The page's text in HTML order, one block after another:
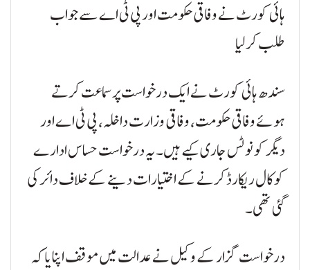
ہائی کورٹ نے وفاقی حکومت اور پی ٹی اے سے جواب
طلب کرلیا
سندھ ہائی کورٹ نے ایک درخواست پر سماعت کرتے
ہوئے وفاقی حکومت، وفاقی وزارت داخلہ، پی ٹی اے اور
دیگر کو نوٹس جاری کیے ہیں۔ یہ درخواست حساس ادارے
کو کال ریکارڈ کرنے کے اختیارات دینے کے خلاف دائر کی
گئی تھی۔
درخواست گزار کے وکیل نے عدالت میں موقف اپنایا کہ